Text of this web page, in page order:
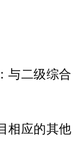
二级综合
应的其他